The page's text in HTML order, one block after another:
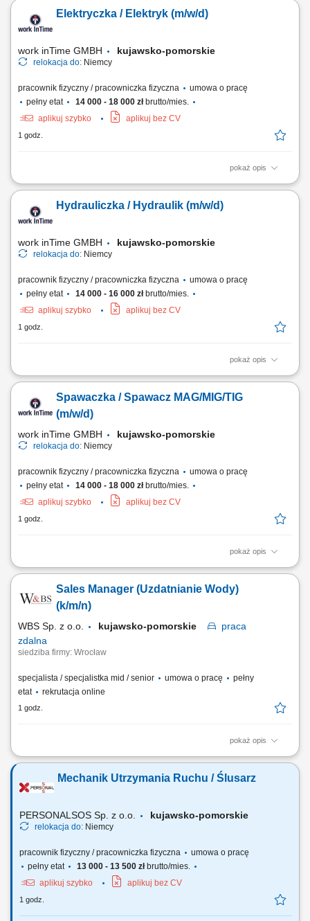
spawalniczych zgodnie z dokumentacją techniczną, rysunkiem
konstrukcyjnym oraz instrukcjami spawania. Przygotowywanie,
Elektryczka / Elektryk (m/w/d)
work inTime GMBH kujawsko-pomorskie
relokacja do: Niemcy
pracownik fizyczny / pracowniczka fizyczna
umowa o pracę
pełny etat
14 000 - 18 000 złbrutto/mies.
aplikuj szybko
aplikuj bez CV
1 godz.
pokaż opis
Zakres obowiązków: Montaż instalacji elektrycznych w budynkach
wymiana istniejących instalacji. Montaż i podłączanie szaf
sterowniczych. Wykonywanie prostych prac montażowych. Współpraca
Hydrauliczka / Hydraulik (m/w/d)
work inTime GMBH kujawsko-pomorskie
relokacja do: Niemcy
pracownik fizyczny / pracowniczka fizyczna
umowa o pracę
pełny etat
14 000 - 16 000 złbrutto/mies.
aplikuj szybko
aplikuj bez CV
1 godz.
pokaż opis
Zakres obowiązków: Montaż instalacji wodno-kanalizacyjnych i
nowych instalacji oraz modernizacja istniejących systemów. Montaż
armatury sanitarnej, w tym umywalek, pryszniców, wanien i toalet.
Spawaczka / Spawacz MAG/MIG/TIG
(m/w/d)
work inTime GMBH kujawsko-pomorskie
relokacja do: Niemcy
pracownik fizyczny / pracowniczka fizyczna
umowa o pracę
pełny etat
14 000 - 18 000 złbrutto/mies.
aplikuj szybko
aplikuj bez CV
1 godz.
pokaż opis
Zakres obowiązków: Wykonywanie prac spawalniczych jedną lub
lub 141 (TIG/WIG). Obróbka materiałów przed i po spawaniu. Docinanie
oraz szlifowanie elementów. Wykonywanie podstawowych prac
Sales Manager (Uzdatnianie Wody)
(k/m/n)
WBS Sp. z o.o. kujawsko-pomorskie
praca
zdalna
siedziba firmy: Wrocław
specjalista / specjalistka mid / senior umowa o pracę
pełny
etat
rekrutacja online
1 godz.
pokaż opis
Opis stanowiska pracy/zadania: Aktywne pozyskiwanie nowych klientów
klientami oraz zapewnianie im bieżącego wsparcia. Prowadzenie
negocjacji handlowych oraz przygotowywanie ofert dopasowanych do
Mechanik Utrzymania Ruchu / Ślusarz
PERSONALSOS Sp. z o.o. kujawsko-pomorskie
relokacja do: Niemcy
pracownik fizyczny / pracowniczka fizyczna
umowa o pracę
pełny etat
13 000 - 13 500 złbrutto/mies.
aplikuj szybko
aplikuj bez CV
1 godz.